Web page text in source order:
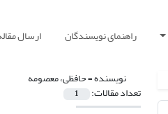
راهنمای نویسندگان ارسال
نویسنده =حافظی، معصومه
تعداد مقالات: 1